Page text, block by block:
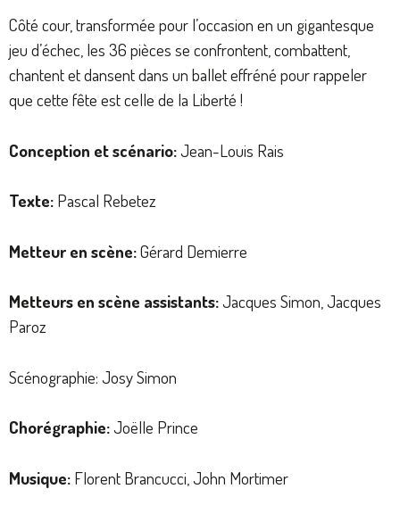
Côté cour, transformée pour l’occasion en un gigantesque
jeu d’échec, les 36 pièces se confrontent, combattent,
chantent et dansent dans un ballet effréné pour rappeler
que cette fête est celle de la Liberté !
Conception et scénario:Jean-Louis Rais
Texte: Pascal Rebetez
Metteur en scène:Gérard Demierre
Metteurs en scène assistants:Jacques Simon, Jacques
Paroz
Scénographie: Josy Simon
Chorégraphie:Joëlle Prince
Musique: Florent Brancucci, John Mortimer